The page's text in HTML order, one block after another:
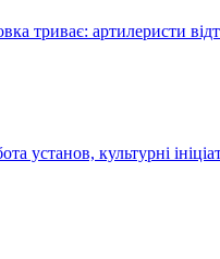
триває: артилеристи
установ, культурні